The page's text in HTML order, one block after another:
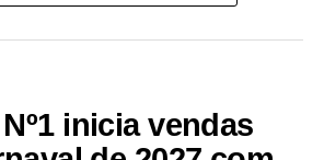
de dados para entregar
mas o coração do banco continua
humano com humano,
e cuidado a cada cliente,
inicia vendas